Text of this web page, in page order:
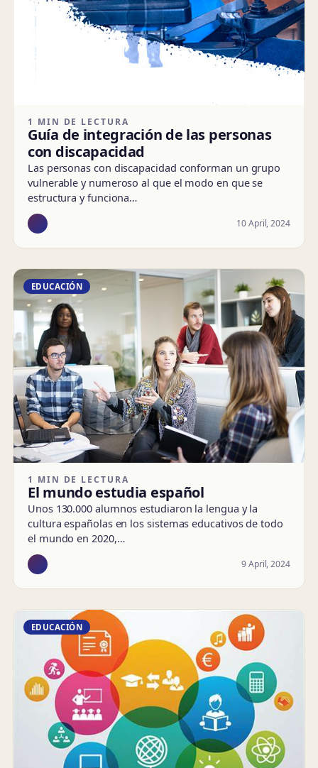
1 MIN DE LECTURA
Guía de integración de las personas
con discapacidad
Las personas con discapacidad conforman un grupo
vulnerable y numeroso al que el modo en que se
estructura y funciona…
10 April, 2024
EDUCACIÓN
1 MIN DE LECTURA
El mundo estudia español
Unos 130.000 alumnos estudiaron la lengua y la
cultura españolas en los sistemas educativos de todo
el mundo en 2020,…
9 April, 2024
EDUCACIÓN